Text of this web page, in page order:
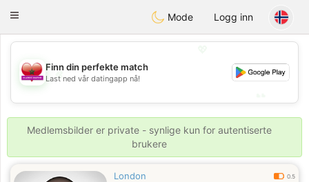
Maroc Dating
Toggle
Mode Logg inn
💖
💕
Finn din perfekte match
Last ned vår datingapp nå!
Medlemsbilder er private - synlige kun for autentiserte
brukere
London 0.5